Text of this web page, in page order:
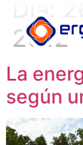
Día:
2012
La
según